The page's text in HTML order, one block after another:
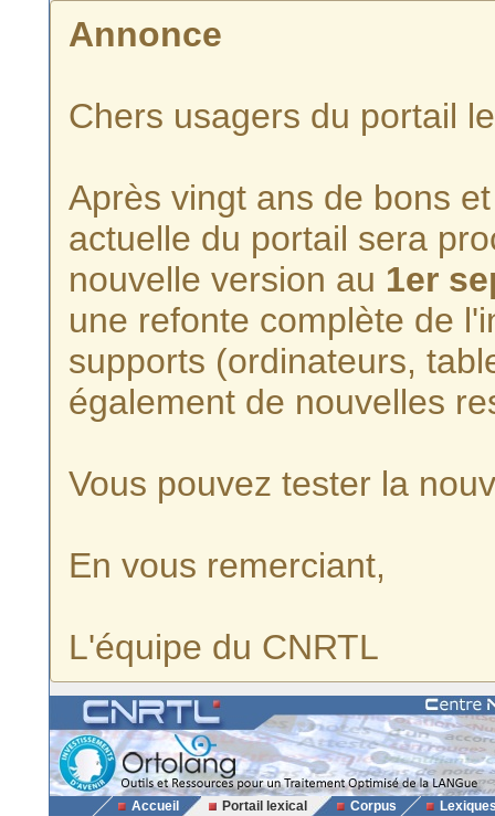
Annonce
Chers usagers du portail
Après vingt ans de bons
actuelle du portail sera
nouvelle version au 1er
une refonte complète de
supports (ordinateurs,
également de nouvelles
Vous pouvez tester la
En vous remerciant,
L'équipe du CNRTL
Accueil Portail lexical Corpus